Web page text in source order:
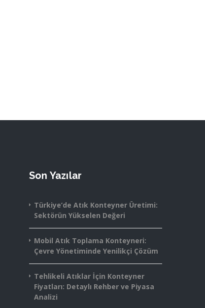
Son Yazılar
Türkiye’de Atık Konteyner Üretimi:
Sektörün Yükselen Değeri
Mobil Atık Toplama Konteyneri:
Çevre Yönetiminde Yenilikçi Çözüm
Tehlikeli Atıklar İçin Konteyner
Fiyatları: Detaylı Rehber ve Piyasa
Analizi